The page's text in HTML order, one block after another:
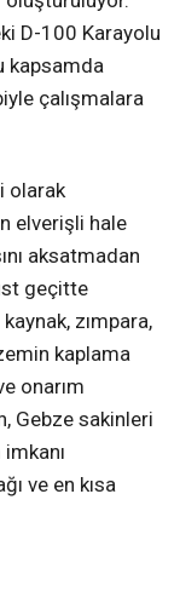
D-100 Karayolu
kapsamda
çalışmalara
olarak
elverişli hale
aksatmadan
geçitte
zımpara,
kaplama
onarım
Gebze sakinleri
ve en kısa